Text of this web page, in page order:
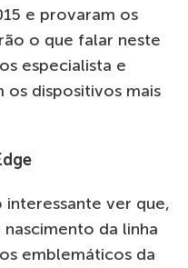
e provaram os
o que falar neste
especialista e
os dispositivos mais
interessante ver que,
da linha
emblemáticos da